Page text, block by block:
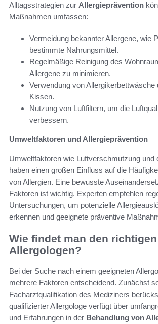
Alltagsstrategien zur Allergieprävention
Maßnahmen umfassen:
Vermeidung bekannter Allergene, wie
bestimmte Nahrungsmittel.
Regelmäßige Reinigung des
Allergene zu minimieren.
Verwendung von Allergikerbettwäsche
Kissen.
Nutzung von Luftfiltern, um die
verbessern.
Umweltfaktoren und Allergieprävention
Umweltfaktoren wie Luftverschmutzung und
haben einen großen Einfluss auf die
von Allergien. Eine bewusste
Faktoren ist wichtig. Experten empfehlen
Untersuchungen, um potenzielle
erkennen und geeignete präventive
Wie findet man den richtigen
Allergologen?
Bei der Suche nach einem geeigneten
mehrere Faktoren entscheidend. Zunächst
Facharztqualifikation des Mediziners
qualifizierter Allergologe verfügt über
und Erfahrungen in der Behandlung von